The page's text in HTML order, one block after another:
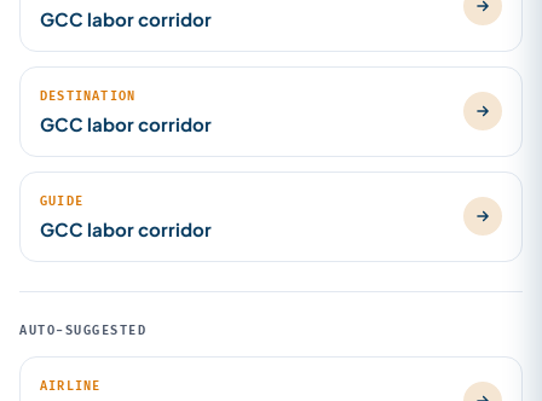
GCC labor corridor
DESTINATION
GCC labor corridor
GUIDE
GCC labor corridor
AUTO-SUGGESTED
AIRLINE